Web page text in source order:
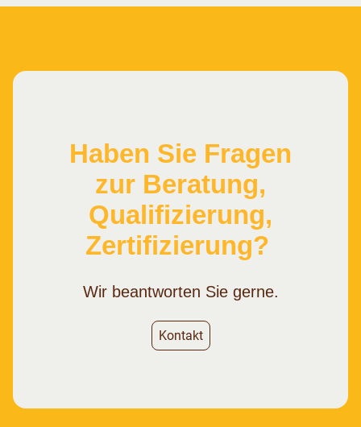
Haben Sie Fragen
zur Beratung,
Qualifizierung,
Zertifizierung?
Wir beantworten Sie gerne.
Kontakt